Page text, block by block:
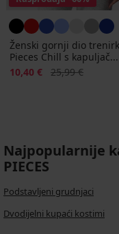
Ženski gornji dio
Pieces Chill s kapuljač...
Popust
10,40 € Prvobitna cijena
25,99 €
Najpopularnije
PIECES
Podstavljeni grudnjaci
Dvodijelni kupaći kostimi